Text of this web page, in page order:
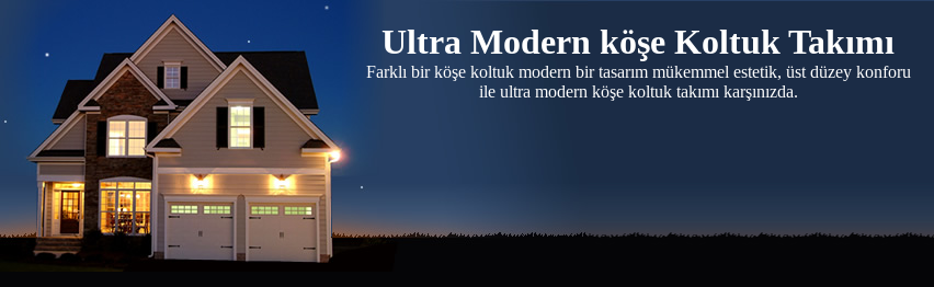
Ultra Modern köşe Koltuk Takımı
Farklı bir köşe koltuk modern bir tasarım mükemmel estetik, üst düzey konforu
ile ultra modern köşe koltuk takımı karşınızda.